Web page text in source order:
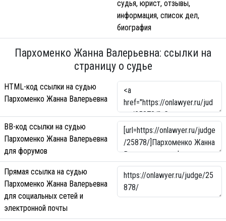
судья, юрист, отзывы,
информация, список дел,
биография
Пархоменко Жанна Валерьевна: ссылки на
страницу о судье
HTML-код ссылки на судью
Пархоменко Жанна Валерьевна
BB-код ссылки на судью
Пархоменко Жанна Валерьевна
для форумов
Прямая ссылка на судью
Пархоменко Жанна Валерьевна
для социальных сетей и
электронной почты